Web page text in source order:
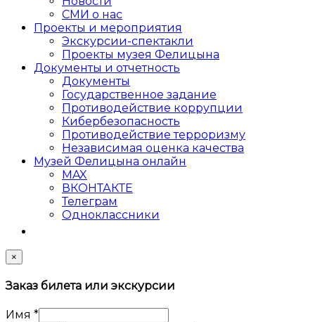
СМИ о нас
Проекты и мероприятия
Экскурсии-спектакли
Проекты музея Фелицына
Документы и отчетность
Документы
Государственное задание
Противодействие коррупции
Кибер­безопасность
Противодействие терроризму
Независимая оценка качества
Музей Фелицына онлайн
MAX
ВКОНТАКТЕ
Телеграм
Одноклассники
×
Заказ билета или экскурсии
Имя *